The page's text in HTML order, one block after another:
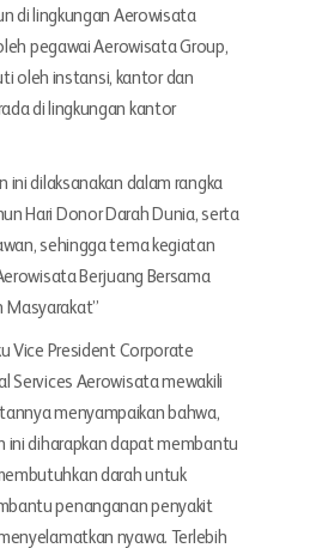
di lingkungan Aerowisata
pegawai Aerowisata Group,
oleh instansi, kantor dan
di lingkungan kantor
ini dilaksanakan dalam rangka
Hari Donor Darah Dunia, serta
sehingga tema kegiatan
Berjuang Bersama
Masyarakat”
Vice President Corporate
Services Aerowisata mewakili
menyampaikan bahwa,
ini diharapkan dapat membantu
darah untuk
penanganan penyakit
nyawa. Terlebih